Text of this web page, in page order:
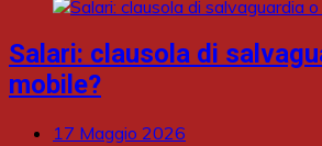
Salari: clausola di
mobile?
17 Maggio 2026